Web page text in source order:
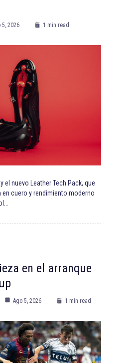
5, 2026 1 min read
el nuevo Leather Tech Pack, que
cuero y rendimiento moderno
en el arranque
Ago 5, 2026 1 min read